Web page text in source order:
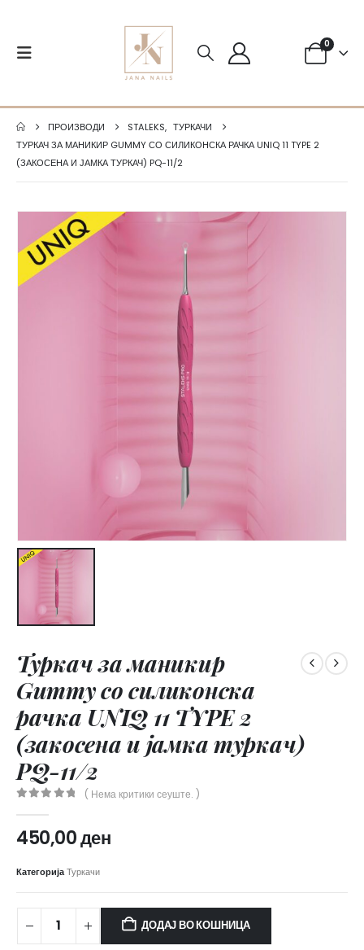
0
ПРОИЗВОДИ STALEKS, ТУРКАЧИ
ТУРКАЧ ЗА МАНИКИР GUMMY СО СИЛИКОНСКА РАЧКА UNIQ 11 TYPE 2
(ЗАКОСЕНА И ЈАМКА ТУРКАЧ) PQ-11/2
Туркач за маникир
Gummy со силиконска
рачка UNIQ 11 TYPE 2
(закосена и јамка туркач)
PQ-11/2
( Нема критики сеуште. )
450,00ден
КатегоријаТуркачи
ДОДАЈ ВО КОШНИЦА